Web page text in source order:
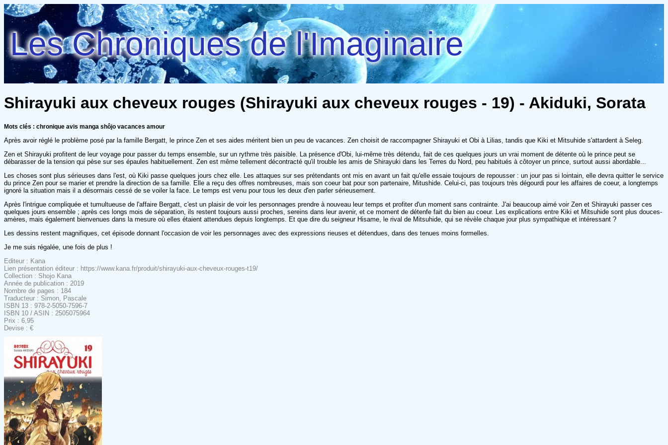
Les Chroniques de l'Imaginaire
Shirayuki aux cheveux rouges (Shirayuki aux cheveux rouges - 19) - Akiduki, Sorata
Mots clés : chronique avis manga shôjo vacances amour
Après avoir réglé le problème posé par la famille Bergatt, le prince Zen et ses aides méritent bien un peu de vacances. Zen choisit de raccompagner Shirayuki et Obi à Lilias, tandis que Kiki et Mitsuhide s'attardent à Seleg.
Zen et Shirayuki profitent de leur voyage pour passer du temps ensemble, sur un rythme très paisible. La présence d'Obi, lui-même très détendu, fait de ces quelques jours un vrai moment de détente où le prince peut se
débarasser de la tension qui pèse sur ses épaules habituellement. Zen est même tellement décontracté qu'il trouble les amis de Shirayuki dans les Terres du Nord, peu habitués à côtoyer un prince, surtout aussi abordable...
Les choses sont plus sérieuses dans l'est, où Kiki passe quelques jours chez elle. Les attaques sur ses prétendants ont mis en avant un fait qu'elle essaie toujours de repousser : un jour pas si lointain, elle devra quitter le service
du prince Zen pour se marier et prendre la direction de sa famille. Elle a reçu des offres nombreuses, mais son coeur bat pour son partenaire, Mitushide. Celui-ci, pas toujours très dégourdi pour les affaires de coeur, a longtemps
ignoré la situation mais il a désormais cessé de se voiler la face. Le temps est venu pour tous les deux d'en parler sérieusement.
Après l'intrigue compliquée et tumultueuse de l'affaire Bergatt, c'est un plaisir de voir les personnages prendre à nouveau leur temps et profiter d'un moment sans contrainte. J'ai beaucoup aimé voir Zen et Shirayuki passer ces
quelques jours ensemble ; après ces longs mois de séparation, ils restent toujours aussi proches, sereins dans leur avenir, et ce moment de détenfe fait du bien au coeur. Les explications entre Kiki et Mitsuhide sont plus douces-
amères, mais également bienvenues dans la mesure où elles étaient attendues depuis longtemps. Et que dire du seigneur Hisame, le rival de Mitsuhide, qui se révèle chaque jour plus sympathique et intéressant ?
Les dessins restent magnifiques, cet épisode donnant l'occasion de voir les personnages avec des expressions rieuses et détendues, dans des tenues moins formelles.
Je me suis régalée, une fois de plus !
Editeur : Kana
Lien présentation éditeur : https://www.kana.fr/produit/shirayuki-aux-cheveux-rouges-t19/
Collection : Shojo Kana
Année de publication : 2019
Nombre de pages : 184
Traducteur : Simon, Pascale
ISBN 13 : 978-2-5050-7596-7
ISBN 10 / ASIN : 2505075964
Prix : 6,95
Devise : €